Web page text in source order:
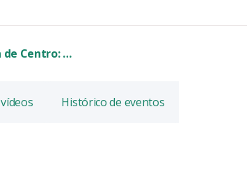
Proyecto de formación de Centro: "A tope con las TIC"
Histórico de eventos